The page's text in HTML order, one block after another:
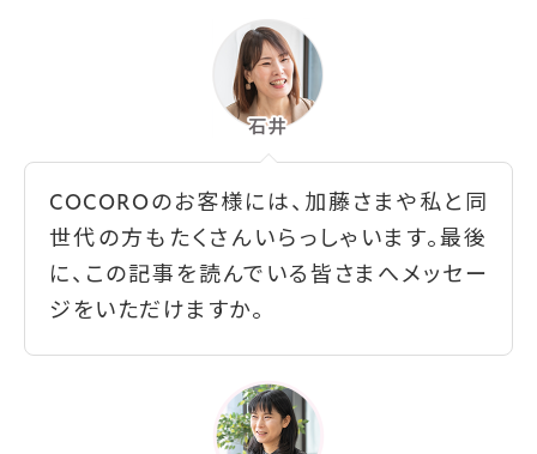
COCOROのお客様には、加藤さまや私と同
世代の方もたくさんいらっしゃいます。最後
に、この記事を読んでいる皆さまへメッセー
ジをいただけますか。